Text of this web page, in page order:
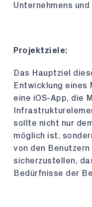
Unternehmens
Projektziele:
Das Hauptziel
Entwicklung eines
eine iOS-App, die
sollte nicht nur
möglich ist,
von den Benutzern
sicherzustellen,
Bedürfnisse der